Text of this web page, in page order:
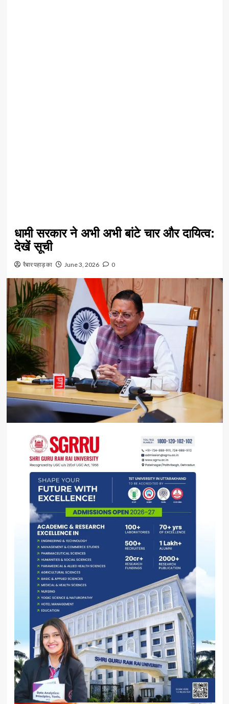
धामी सरकार ने अभी अभी बांटे चार और दायित्व:
देखें सूची
रैबार पहाड़ का June 3, 2026 0